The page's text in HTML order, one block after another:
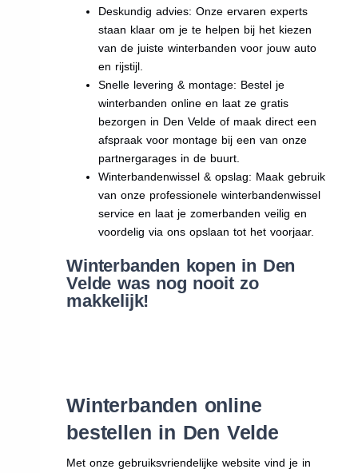
Deskundig advies: Onze ervaren experts
staan klaar om je te helpen bij het kiezen
van de juiste winterbanden voor jouw auto
en rijstijl.
Snelle levering & montage: Bestel je
winterbanden online en laat ze gratis
bezorgen in Den Velde of maak direct een
afspraak voor montage bij een van onze
partnergarages in de buurt.
Winterbandenwissel & opslag: Maak gebruik
van onze professionele winterbandenwissel
service en laat je zomerbanden veilig en
voordelig via ons opslaan tot het voorjaar.
Winterbanden kopen in Den
Velde was nog nooit zo
makkelijk!
Winterbanden online
bestellen in Den Velde
Met onze gebruiksvriendelijke website vind je in